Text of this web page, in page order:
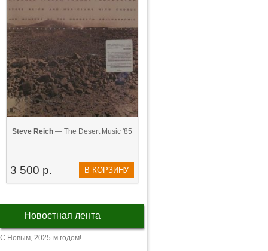
Steve Reich — The Desert Music '85
3 500 р. В КОРЗИНУ
Новостная лента
С Новым, 2025-м годом!